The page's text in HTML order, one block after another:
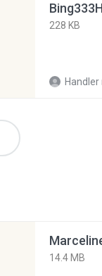
228 KB
Handler
14.4 MB